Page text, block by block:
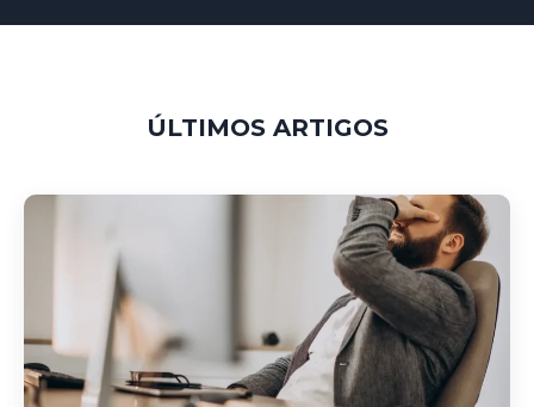
ÚLTIMOS ARTIGOS